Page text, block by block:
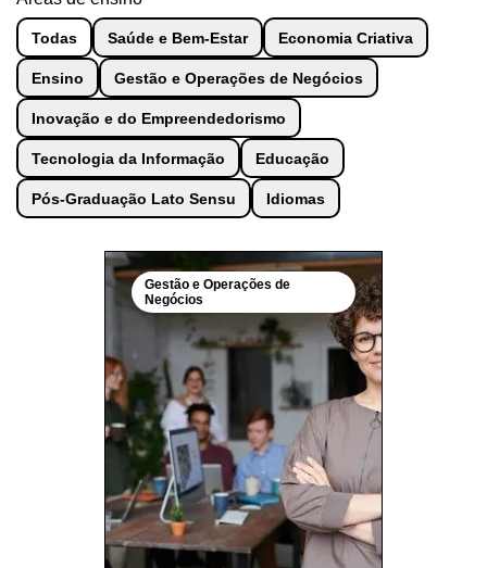
Todas Saúde e Bem-Estar Economia Criativa
Ensino Gestão e Operações de Negócios
Inovação e do Empreendedorismo
Tecnologia da Informação Educação
Pós-Graduação Lato Sensu Idiomas
Gestão e Operações de
Negócios